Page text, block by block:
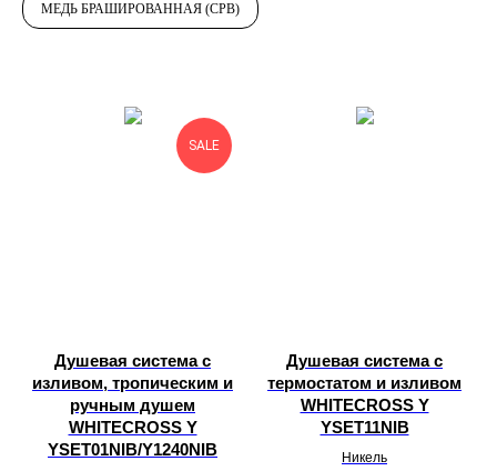
МЕДЬ БРАШИРОВАННАЯ (CPB)
SALE
Душевая система с
изливом, тропическим и
ручным душем
WHITECROSS Y
YSET01NIB/Y1240NIB
Душевая система с
термостатом и изливом
WHITECROSS Y
YSET11NIB
Никель